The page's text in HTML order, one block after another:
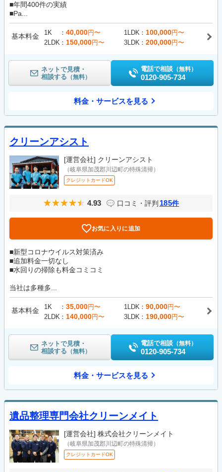
■年間400件の実績
■Pa...
基本料金 1K 40,000円〜 1LDK 100,000円〜
2LDK
150,000円〜 3LDK 200,000円〜
ネットで見積・
相談する （無料）
電話で相談 （無料）
0120-905-734
料金・サービスを見る
クリーンアシスト
[運営会社] クリーンアシスト
（岐阜県加茂郡川辺町の特殊清掃）
クレジットカードOK
4.93 口コミ・評判 185件
お気に入りに追加
■新型コロナウイルス対策済み
■追加料金一切なし
■水回りの掃除も料金コミコミ
当社は多種多...
基本料金 1K 35,000円〜 1LDK 90,000円〜
2LDK
140,000円〜 3LDK 190,000円〜
ネットで見積・
相談する （無料）
電話で相談 （無料）
0120-905-734
料金・サービスを見る
遺品整理専門会社クリーンメイト
[運営会社] 株式会社クリーンメイト
（岐阜県加茂郡川辺町の特殊清掃）
クレジットカードOK